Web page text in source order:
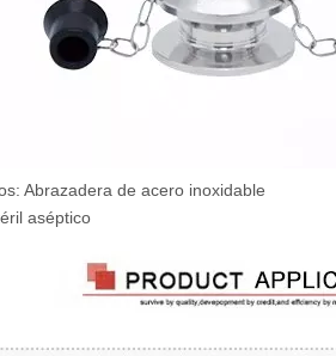
Abrazadera de acero inoxidable
aséptico